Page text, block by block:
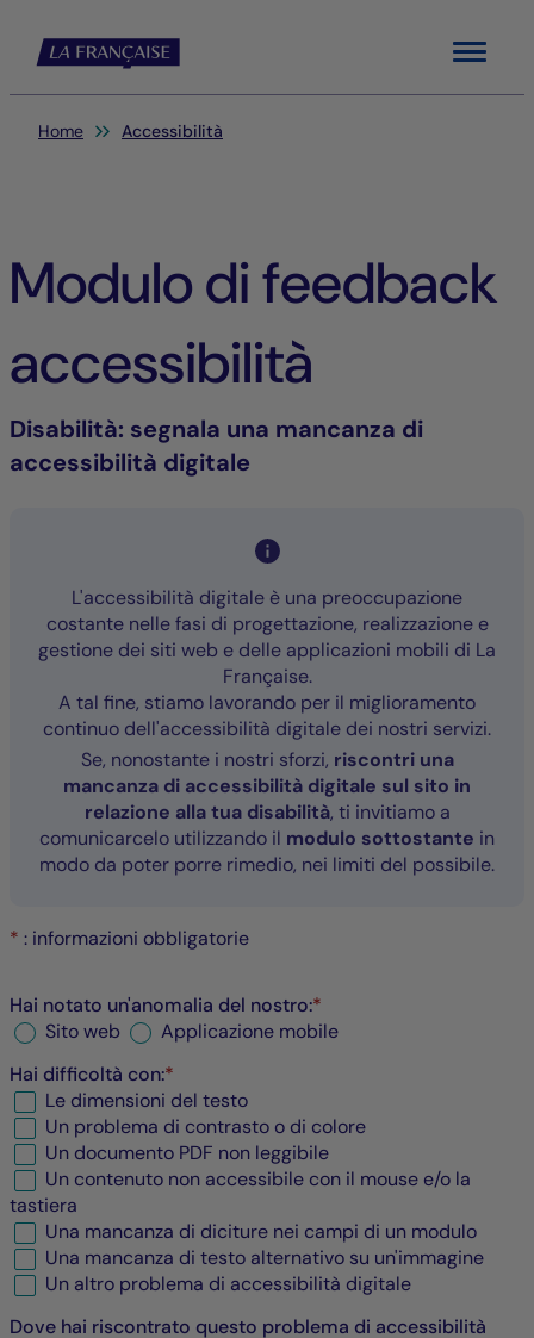
Menu
Sei qui:
Home Accessibilità
Modulo di feedback
accessibilità
Disabilità: segnala una mancanza di
accessibilità digitale
L'accessibilità digitale è una preoccupazione
costante nelle fasi di progettazione, realizzazione e
gestione dei siti web e delle applicazioni mobili di La
Française.
A tal fine, stiamo lavorando per il miglioramento
continuo dell'accessibilità digitale dei nostri servizi.
Se, nonostante i nostri sforzi, riscontri una
mancanza di accessibilità digitale sul sito in
relazione alla tua disabilità, ti invitiamo a
comunicarcelo utilizzando il modulo sottostante in
modo da poter porre rimedio, nei limiti del possibile.
* : informazioni obbligatorie
Hai notato un'anomalia del nostro:*
Sito web
Applicazione mobile
Hai difficoltà con:*
Le dimensioni del testo
Un problema di contrasto o di colore
Un documento PDF non leggibile
Un contenuto non accessibile con il mouse e/o la
tastiera
Una mancanza di diciture nei campi di un modulo
Una mancanza di testo alternativo su un'immagine
Un altro problema di accessibilità digitale
Dove hai riscontrato questo problema di accessibilità